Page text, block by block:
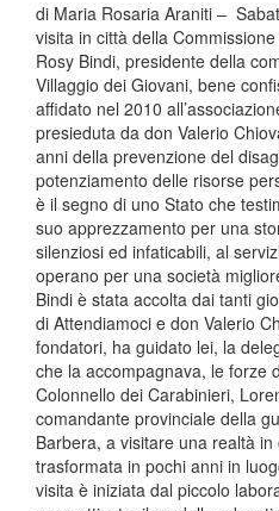
di Maria Rosaria Araniti –
visita in città della
Rosy Bindi, presidente della
Villaggio dei Giovani, bene
affidato nel 2010
presieduta da don Valerio
anni della prevenzione del
potenziamento delle risorse
è il segno di uno Stato che
suo apprezzamento per una
silenziosi ed infaticabili, al
operano per una società
Bindi è stata accolta dai tanti
di Attendiamoci e don Valerio
fondatori, ha guidato lei, la
che la accompagnava, le forze
Colonnello dei Carabinieri,
comandante provinciale della
Barbera, a visitare una realtà
trasformata in pochi anni in
visita è iniziata dal piccolo